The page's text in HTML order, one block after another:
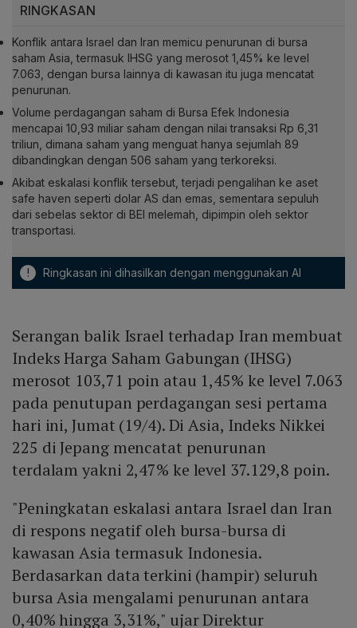
RINGKASAN
Konflik antara Israel dan Iran memicu penurunan di bursa
saham Asia, termasuk IHSG yang merosot 1,45% ke level
7.063, dengan bursa lainnya di kawasan itu juga mencatat
penurunan.
Volume perdagangan saham di Bursa Efek Indonesia
mencapai 10,93 miliar saham dengan nilai transaksi Rp 6,31
triliun, dimana saham yang menguat hanya sejumlah 89
dibandingkan dengan 506 saham yang terkoreksi.
Akibat eskalasi konflik tersebut, terjadi pengalihan ke aset
safe haven seperti dolar AS dan emas, sementara sepuluh
dari sebelas sektor di BEI melemah, dipimpin oleh sektor
transportasi.
! Ringkasan ini dihasilkan dengan menggunakan AI
Serangan balik Israel terhadap Iran membuat
Indeks Harga Saham Gabungan (IHSG)
merosot 103,71 poin atau 1,45% ke level 7.063
pada penutupan perdagangan sesi pertama
hari ini, Jumat (19/4). Di Asia, Indeks Nikkei
225 di Jepang mencatat penurunan
terdalam yakni 2,47% ke level 37.129,8 poin.
"Peningkatan eskalasi antara Israel dan Iran
di respons negatif oleh bursa-bursa di
kawasan Asia termasuk Indonesia.
Berdasarkan data terkini (hampir) seluruh
bursa Asia mengalami penurunan antara
0,40% hingga 3,31%," ujar Direktur